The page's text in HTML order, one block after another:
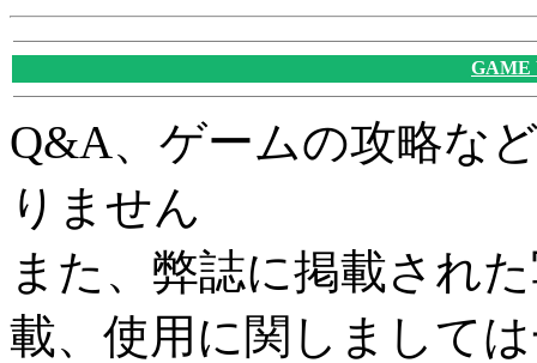
GAME
Q&A、ゲームの攻略な
りません
また、弊誌に掲載され
載、使用に関しまして